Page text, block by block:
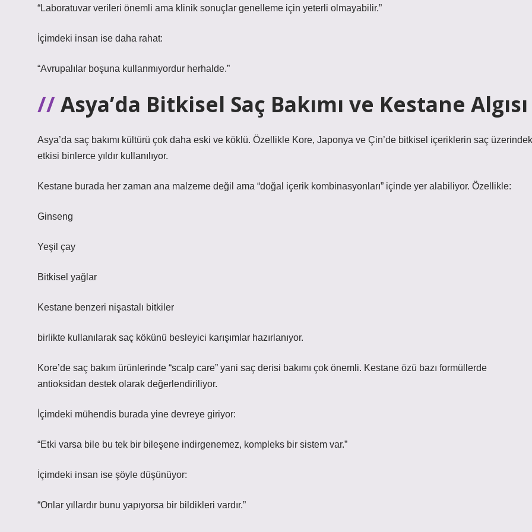
“Laboratuvar verileri önemli ama klinik sonuçlar genelleme için yeterli olmayabilir.”
İçimdeki insan ise daha rahat:
“Avrupalılar boşuna kullanmıyordur herhalde.”
Asya’da Bitkisel Saç Bakımı ve Kestane Algısı
Asya’da saç bakımı kültürü çok daha eski ve köklü. Özellikle Kore, Japonya ve Çin’de bitkisel içeriklerin saç
etkisi binlerce yıldır kullanılıyor.
Kestane burada her zaman ana malzeme değil ama “doğal içerik kombinasyonları” içinde yer alabiliyor. Özellikle:
Ginseng
Yeşil çay
Bitkisel yağlar
Kestane benzeri nişastalı bitkiler
birlikte kullanılarak saç kökünü besleyici karışımlar hazırlanıyor.
Kore’de saç bakım ürünlerinde “scalp care” yani saç derisi bakımı çok önemli. Kestane özü bazı formüllerde
antioksidan destek olarak değerlendiriliyor.
İçimdeki mühendis burada yine devreye giriyor:
“Etki varsa bile bu tek bir bileşene indirgenemez, kompleks bir sistem var.”
İçimdeki insan ise şöyle düşünüyor:
“Onlar yıllardır bunu yapıyorsa bir bildikleri vardır.”